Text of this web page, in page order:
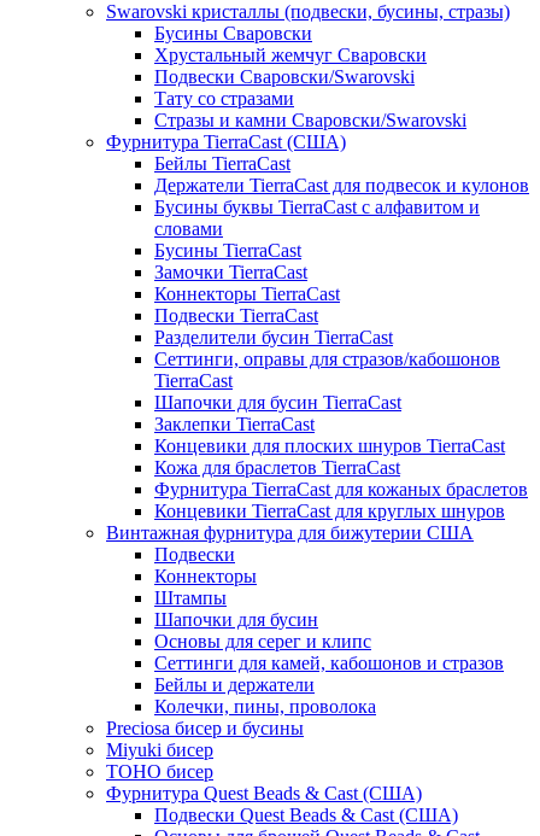
Swarovski кристаллы (подвески, бусины, стразы)
Бусины Сваровски
Хрустальный жемчуг Сваровски
Подвески Сваровски/Swarovski
Тату со стразами
Стразы и камни Сваровски/Swarovski
Фурнитура TierraCast (США)
Бейлы TierraCast
Держатели TierraCast для подвесок и кулонов
Бусины буквы TierraCast с алфавитом и
словами
Бусины TierraCast
Замочки TierraCast
Коннекторы TierraCast
Подвески TierraCast
Разделители бусин TierraCast
Сеттинги, оправы для стразов/кабошонов
TierraCast
Шапочки для бусин TierraCast
Заклепки TierraCast
Концевики для плоских шнуров TierraCast
Кожа для браслетов TierraCast
Фурнитура TierraCast для кожаных браслетов
Концевики TierraCast для круглых шнуров
Винтажная фурнитура для бижутерии США
Подвески
Коннекторы
Штампы
Шапочки для бусин
Основы для серег и клипс
Сеттинги для камей, кабошонов и стразов
Бейлы и держатели
Колечки, пины, проволока
Preciosa бисер и бусины
Miyuki бисер
TOHO бисер
Фурнитура Quest Beads & Cast (США)
Подвески Quest Beads & Cast (США)